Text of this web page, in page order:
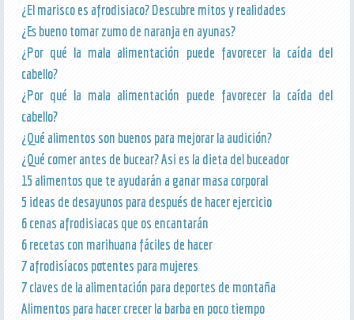
¿El marisco es afrodisiaco? Descubre mitos y realidades
¿Es bueno tomar zumo de naranja en ayunas?
¿Por qué la mala alimentación puede favorecer la caída del
cabello?
¿Por qué la mala alimentación puede favorecer la caída del
cabello?
¿Qué alimentos son buenos para mejorar la audición?
¿Qué comer antes de bucear? Asi es la dieta del buceador
15 alimentos que te ayudarán a ganar masa corporal
5 ideas de desayunos para después de hacer ejercicio
6 cenas afrodisiacas que os encantarán
6 recetas con marihuana fáciles de hacer
7 afrodisíacos potentes para mujeres
7 claves de la alimentación para deportes de montaña
Alimentos para hacer crecer la barba en poco tiempo